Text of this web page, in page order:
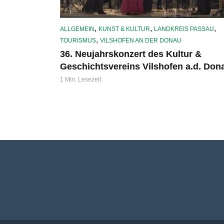
ALLGEMEIN, KUNST & KULTUR, LANDKREIS PASSAU,
TOURISMUS, VILSHOFEN AN DER DONAU
36. Neujahrskonzert des Kultur &
Geschichtsvereins Vilshofen a.d.
1 Min. Lesezeit